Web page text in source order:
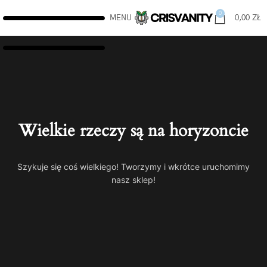
MENU 0 0,00 ZŁ
Wielkie rzeczy są na horyzoncie
Szykuje się coś wielkiego! Tworzymy i wkrótce uruchomimy
nasz sklep!